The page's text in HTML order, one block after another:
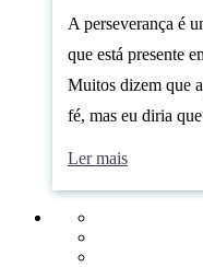
A perseverança é
que está presente
Muitos dizem que
fé, mas eu diria
Ler mais